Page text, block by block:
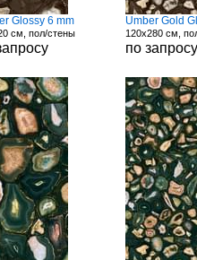
Glossy 6 mm
см, пол/стены
Umber Gold
120x280 см,
по запросу